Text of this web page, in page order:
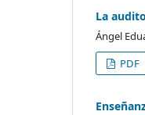
La
Ángel
PDF